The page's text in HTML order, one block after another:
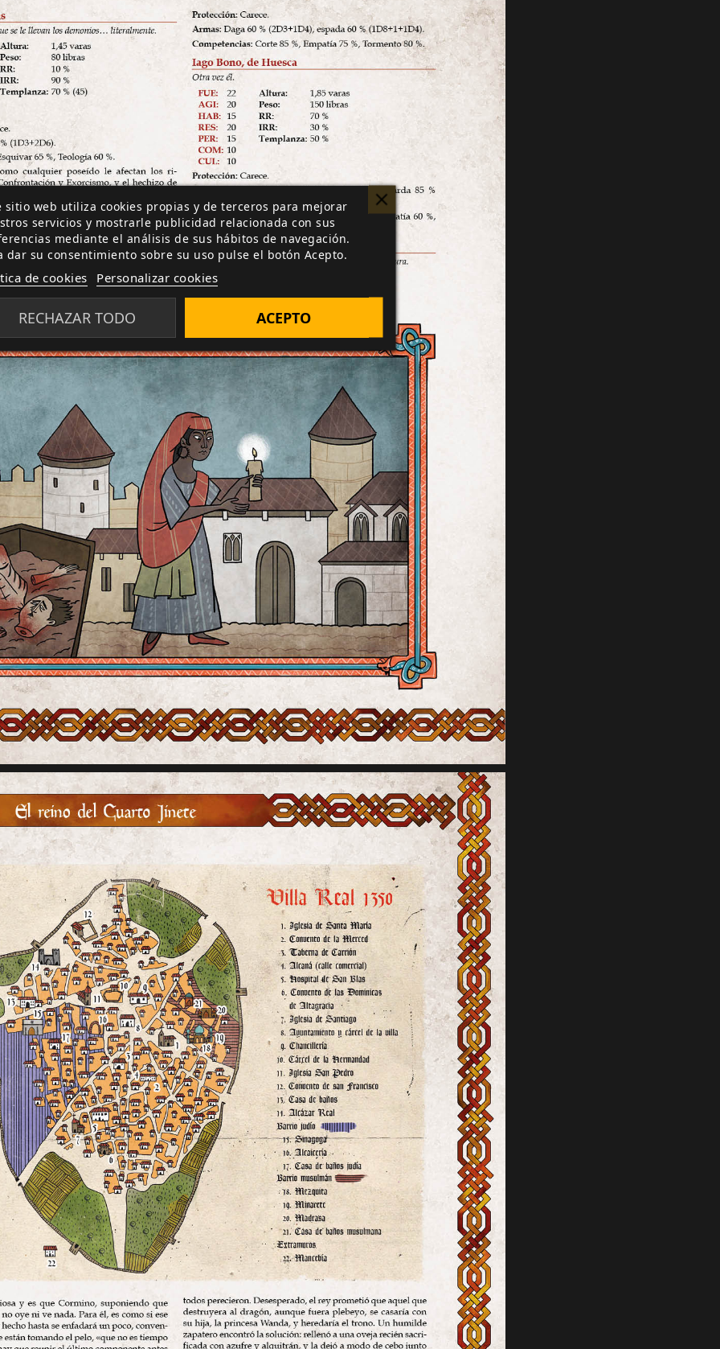
sitio web utiliza cookies propias y de terceros para mejorar
servicios y mostrarle publicidad relacionada con sus
mediante el análisis de sus hábitos de navegación.
dar su consentimiento sobre su uso pulse el botón Acepto.
de cookies Personalizar cookies
RECHAZAR TODO ACEPTO